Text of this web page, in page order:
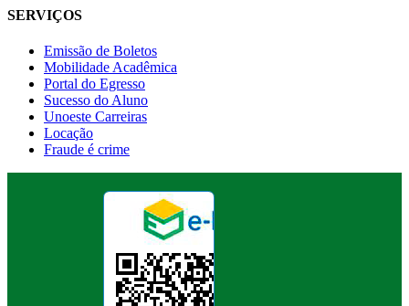
SERVIÇOS
Emissão de Boletos
Mobilidade Acadêmica
Portal do Egresso
Sucesso do Aluno
Unoeste Carreiras
Locação
Fraude é crime